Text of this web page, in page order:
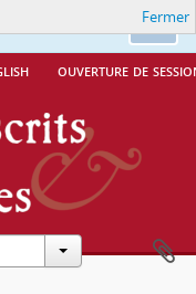
Ok
Info.
ouverture de
Fermer